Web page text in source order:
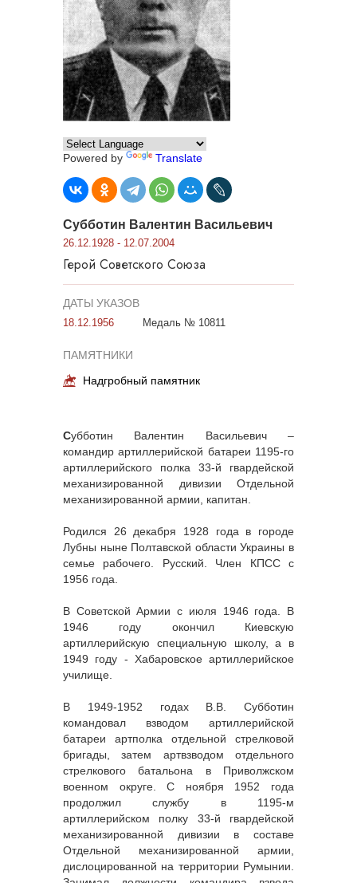
Powered by Translate
Субботин Валентин Васильевич
26.12.1928 - 12.07.2004
Герой Советского Союза
ДАТЫ УКАЗОВ
18.12.1956 Медаль № 10811
ПАМЯТНИКИ
Надгробный памятник
Субботин Валентин Васильевич –
командир артиллерийской батареи 1195-го
артиллерийского полка 33-й гвардейской
механизированной дивизии Отдельной
механизированной армии, капитан.
Родился 26 декабря 1928 года в городе
Лубны ныне Полтавской области Украины в
семье рабочего. Русский. Член КПСС с
1956 года.
В Советской Армии с июля 1946 года. В
1946 году окончил Киевскую
артиллерийскую специальную школу, а в
1949 году - Хабаровское артиллерийское
училище.
В 1949-1952 годах В.В. Субботин
командовал взводом артиллерийской
батареи артполка отдельной стрелковой
бригады, затем артвзводом отдельного
стрелкового батальона в Приволжском
военном округе. С ноября 1952 года
продолжил службу в 1195-м
артиллерийском полку 33-й гвардейской
механизированной дивизии в составе
Отдельной механизированной армии,
дислоцированной на территории Румынии.